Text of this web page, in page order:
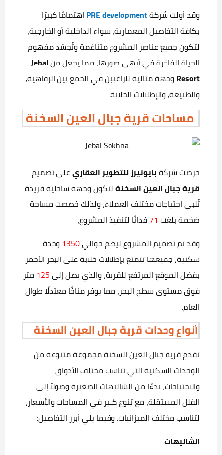
وقد أولت شركةPRE development اهتمامًا كبيرًا
بكافة التفاصيل المعمارية، سواء الداخلية أو الخارجية،
لتكون جميع عناصر المشروع متناغمة وتُجسّد مفهوم
الحياة الفاخرة في أبهى صورها، مما يجعل منJebal
Resortوجهة مثالية للراغبين في الجمع بين الرفاهية،
والطبيعة، والإطلالات الخلابة.
مساحات قرية جبال العين السخنة
حرصت شركةبايونيرز للتطوير العقاريعلى تصميم
قرية جبال العين السخنةلتكون وجهة ساحلية فريدة
تُلبي احتياجات مختلف العملاء، ولذلك خصصت مساحة
ضخمة بلغت 71فدانًا لتنفيذ المشروع،
وقد تم تصميم المشروع ليضم حوالي1350 وحدة
سكنية، جميعها تتمتع بإطلالات خلابة على البحر الأحمر
بفضل الموقع المرتفع للقرية، والذي يصل إلى125 متر
فوق مستوى سطح البحر، مما يوفر مناخًا معتدلًا طوال
العام.
أنواع وحدات قرية جبال العين السخنة
تقدم قرية جبال العين السخنة مجموعة متنوعة من
الوحدات السكنية التي تناسب مختلف الأذواق
والاحتياجات، بدءًا من الشاليهات الصغيرة وصولاً إلى
الفلل المستقلة، مع تنوع كبير في المساحات والأسعار،
لتناسب مختلف الميزانيات. وفيما يلي أبرز التفاصيل:
الشاليهات